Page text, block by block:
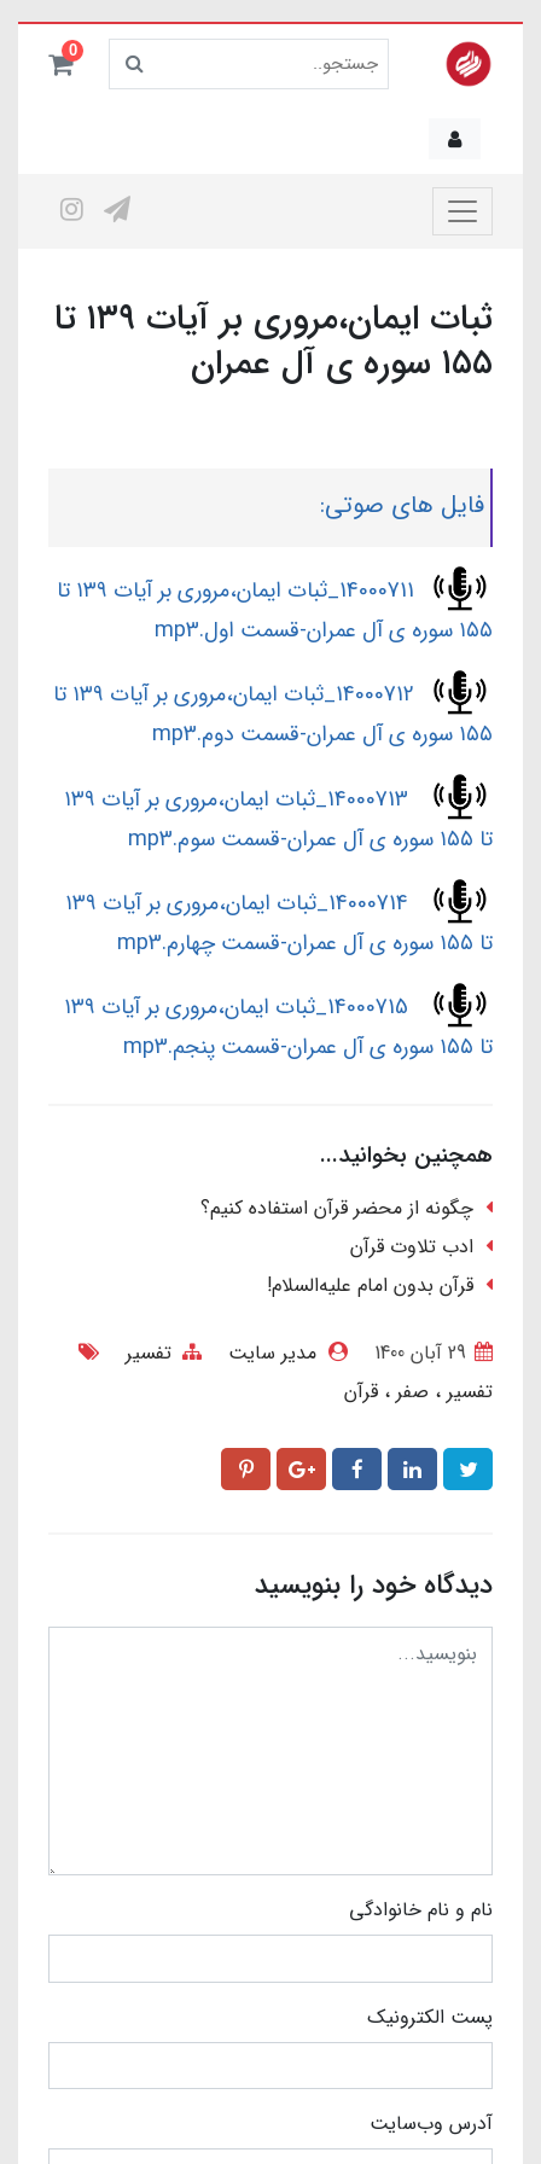
0
ثبات ایمان،مروری بر آیات ۱۳۹ تا
۱۵۵ سوره ی آل عمران
فایل های صوتی:
14000711_ثبات ایمان،مروری بر آیات ۱۳۹ تا
۱۵۵ سوره ی آل عمران-قسمت اول.mp3
14000712_ثبات ایمان،مروری بر آیات ۱۳۹ تا
۱۵۵ سوره ی آل عمران-قسمت دوم.mp3
14000713_ثبات ایمان،مروری بر آیات ۱۳۹
تا ۱۵۵ سوره ی آل عمران-قسمت سوم.mp3
14000714_ثبات ایمان،مروری بر آیات ۱۳۹
تا ۱۵۵ سوره ی آل عمران-قسمت چهارم.mp3
14000715_ثبات ایمان،مروری بر آیات ۱۳۹
تا ۱۵۵ سوره ی آل عمران-قسمت پنجم.mp3
همچنین بخوانید...
چگونه از محضر قرآن استفاده کنیم؟
ادب تلاوت قرآن
قرآن بدون امام علیه‌السلام!
مدیر سایت
تفسیر
تفسیر
صفر قرآن
دیدگاه خود را بنویسید
نام و نام خانوادگی
پست الکترونیک
آدرس وب‌سایت